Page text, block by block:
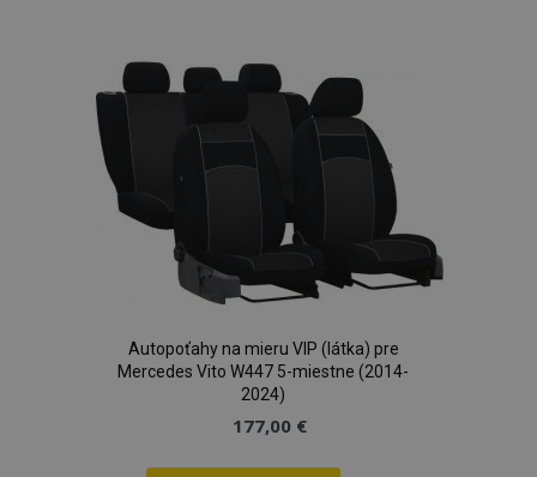
zoznamu
prianí
Autopoťahy na mieru VIP (látka) pre
Mercedes Vito W447 5-miestne (2014-
2024)
177,00 €